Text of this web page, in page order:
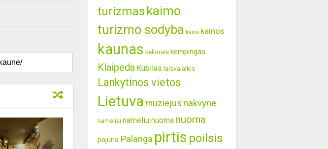
turizmas kaimo
turizmo sodyba kaina kainos
kaunas keliones kempingas
Klaipėda Kubilas laisvalaikis
Lankytinos vietos
Lietuva muziejus nakvyne
nameliai nameliu nuoma nuoma
pajuris Palanga pirtis poilsis